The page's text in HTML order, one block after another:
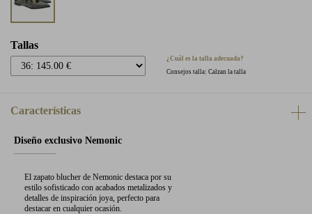
Tallas
¿Cuál es la talla adecuada?
Consejos talla: Calzan la talla
Características
Diseño exclusivo Nemonic
El zapato blucher de Nemonic destaca por su
estilo sofisticado con acabados metalizados y
detalles de inspiración joya, perfecto para
destacar en cualquier ocasión.